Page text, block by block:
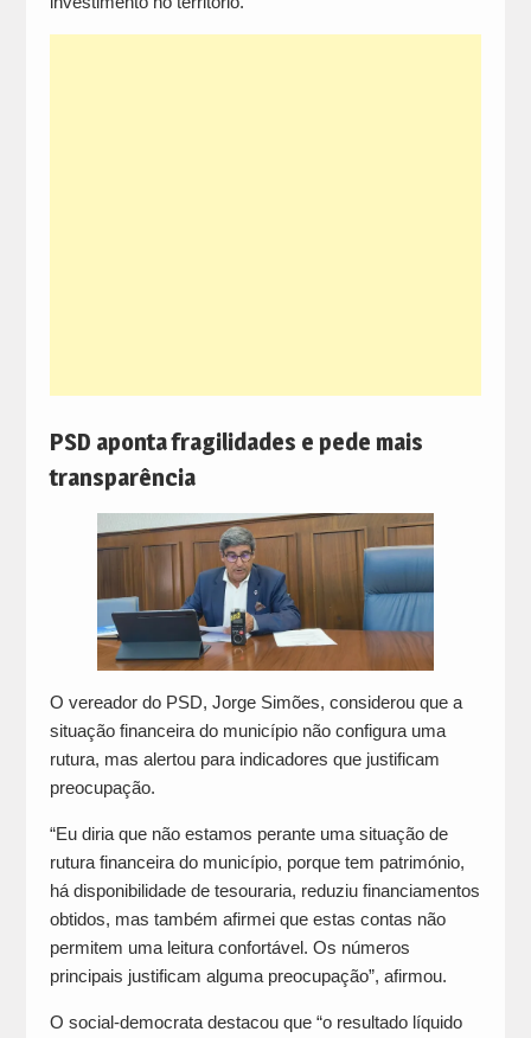
PSD aponta fragilidades e pede mais
transparência
O vereador do PSD, Jorge Simões, considerou que a
situação financeira do município não configura uma
rutura, mas alertou para indicadores que justificam
preocupação.
“Eu diria que não estamos perante uma situação de
rutura financeira do município, porque tem património,
há disponibilidade de tesouraria, reduziu financiamentos
obtidos, mas também afirmei que estas contas não
permitem uma leitura confortável. Os números
principais justificam alguma preocupação”, afirmou.
O social-democrata destacou que “o resultado líquido